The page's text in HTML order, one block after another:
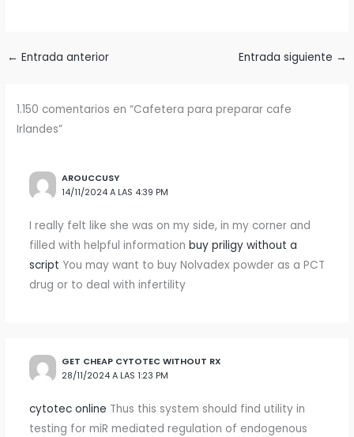
utilizar una cafetera de
expreso. Una cafetera
← Entrada anterior Entrada siguiente →
1.150 comentarios en “Cafetera para preparar cafe
Irlandes”
AROUCCUSY
14/11/2024 A LAS 4:39 PM
I really felt like she was on my side, in my corner and
filled with helpful information buy priligy without a
script You may want to buy Nolvadex powder as a PCT
drug or to deal with infertility
GET CHEAP CYTOTEC WITHOUT RX
28/11/2024 A LAS 1:23 PM
cytotec online Thus this system should find utility in
testing for miR mediated regulation of endogenous